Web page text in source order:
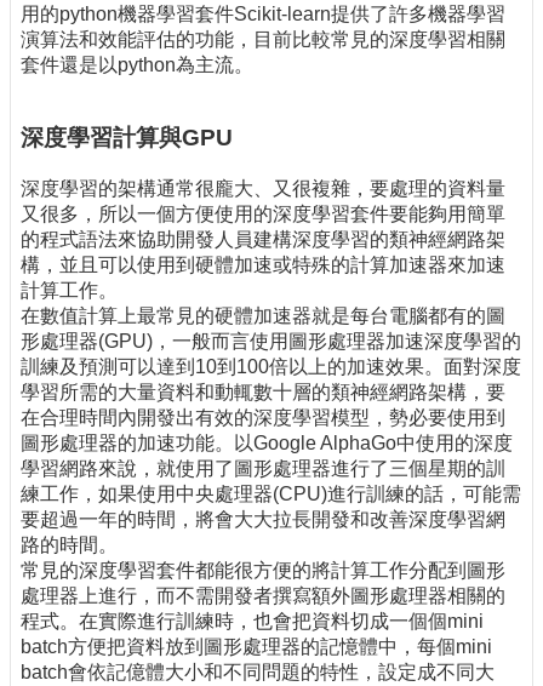
欄
用的python機器學習套件Scikit-learn提供了許多機器學習
演算法和效能評估的功能，目前比較常見的深度學習相關
套件還是以python為主流。
深度學習計算與GPU
深度學習的架構通常很龐大、又很複雜，要處理的資料量
又很多，所以一個方便使用的深度學習套件要能夠用簡單
的程式語法來協助開發人員建構深度學習的類神經網路架
構，並且可以使用到硬體加速或特殊的計算加速器來加速
計算工作。
在數值計算上最常見的硬體加速器就是每台電腦都有的圖
形處理器(GPU)，一般而言使用圖形處理器加速深度學習的
訓練及預測可以達到10到100倍以上的加速效果。面對深度
學習所需的大量資料和動輒數十層的類神經網路架構，要
在合理時間內開發出有效的深度學習模型，勢必要使用到
圖形處理器的加速功能。以Google AlphaGo中使用的深度
學習網路來說，就使用了圖形處理器進行了三個星期的訓
練工作，如果使用中央處理器(CPU)進行訓練的話，可能需
要超過一年的時間，將會大大拉長開發和改善深度學習網
路的時間。
常見的深度學習套件都能很方便的將計算工作分配到圖形
處理器上進行，而不需開發者撰寫額外圖形處理器相關的
程式。在實際進行訓練時，也會把資料切成一個個mini
batch方便把資料放到圖形處理器的記憶體中，每個mini
batch會依記億體大小和不同問題的特性，設定成不同大